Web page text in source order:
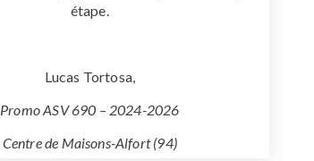
étape.
Lucas Tortosa,
Promo ASV 690 – 2024-2026
Centre de Maisons-Alfort (94)